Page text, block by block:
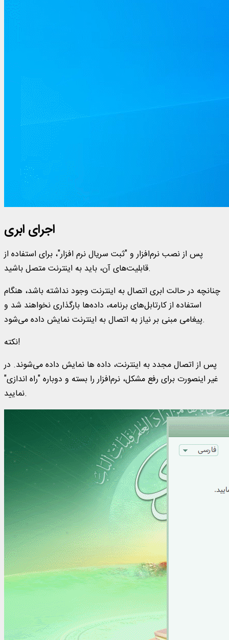
اجرای ابری
پس از نصب نرم‌افزار و "ثبت سریال نرم افزار"، برای استفاده از
قابلیت‌های آن، باید به اینترنت متصل باشید.
چنانچه در حالت ابری اتصال به اینترنت وجود نداشته باشد، هنگام
استفاده از کارتابل‌های برنامه، داده‌ها بارگذاری نخواهند شد و
پیغامی مبنی بر نیاز به اتصال به اینترنت نمایش داده می‌شود.
نکته!
پس از اتصال مجدد به اینترنت، داده ها نمایش داده می‌شوند. در
غیر اینصورت برای رفع مشکل، نرم‌افزار را بسته و دوباره "راه اندازی"
نمایید.